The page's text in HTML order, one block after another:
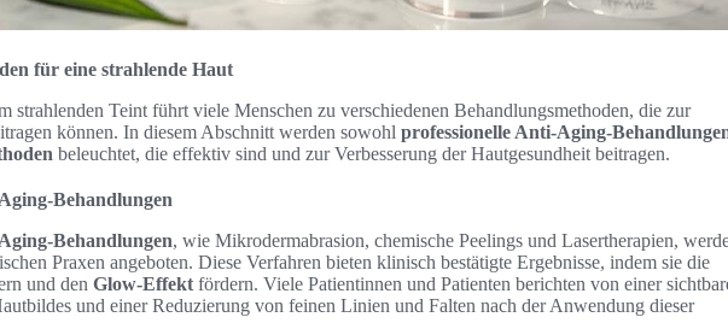
für eine strahlende Haut
strahlenden Teint führt viele Menschen zu verschiedenen Behandlungsmethoden, die zur
können. In diesem Abschnitt werden sowohl professionelle Anti-Aging-
beleuchtet, die effektiv sind und zur Verbesserung der Hautgesundheit beitragen.
Behandlungen
Behandlungen, wie Mikrodermabrasion, chemische Peelings und Lasertherapien,
Praxen angeboten. Diese Verfahren bieten klinisch bestätigte Ergebnisse, indem sie die
und den Glow-Effekt fördern. Viele Patientinnen und Patienten berichten von einer
und einer Reduzierung von feinen Linien und Falten nach der Anwendung dieser